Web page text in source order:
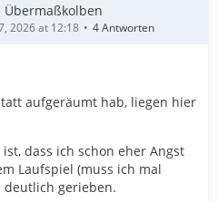
Übermaßkolben
2026 at 12:18 4 Antworten
aufgeräumt hab, liegen hier
dass ich schon eher Angst
Laufspiel (muss ich mal
deutlich gerieben.